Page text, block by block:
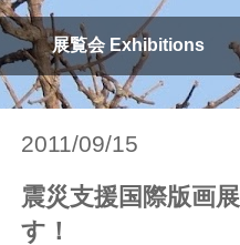
展覧会 Exhibitions
2011/09/15
震災支援国際版画
す！